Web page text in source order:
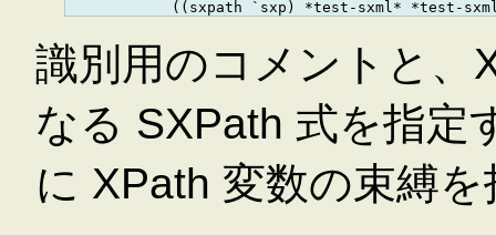
識別用のコメントと、
なる SXPath 式を指定
に XPath 変数の束縛